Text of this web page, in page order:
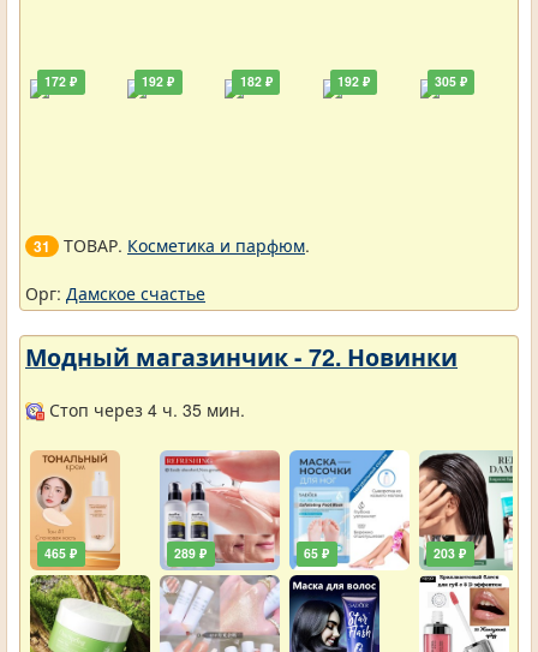
172 ₽ 192 ₽ 182 ₽ 192 ₽ 305 ₽
31 ТОВАР. Косметика и парфюм.
Орг: Дамское счастье
Модный магазинчик - 72. Новинки
Стоп через 4 ч. 35 мин.
465 ₽ 289 ₽ 65 ₽ 203 ₽